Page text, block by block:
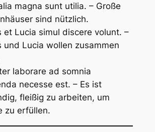
magna sunt utilia. – Große
sind nützlich.
et Lucia simul discere volunt. –
und Lucia wollen zusammen
laborare ad somnia
necesse est. – Es ist
fleißig zu arbeiten, um
zu erfüllen.